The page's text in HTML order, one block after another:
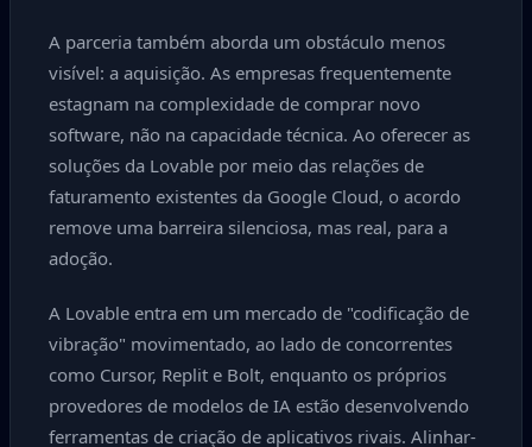
A parceria também aborda um obstáculo menos
visível: a aquisição. As empresas frequentemente
estagnam na complexidade de comprar novo
software, não na capacidade técnica. Ao oferecer as
soluções da Lovable por meio das relações de
faturamento existentes da Google Cloud, o acordo
remove uma barreira silenciosa, mas real, para a
adoção.
A Lovable entra em um mercado de "codificação de
vibração" movimentado, ao lado de concorrentes
como Cursor, Replit e Bolt, enquanto os próprios
provedores de modelos de IA estão desenvolvendo
ferramentas de criação de aplicativos rivais. Alinhar-